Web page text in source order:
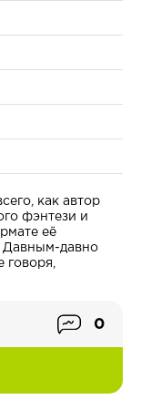
как автор
фэнтези и
её
Давным-давно
говоря,
0